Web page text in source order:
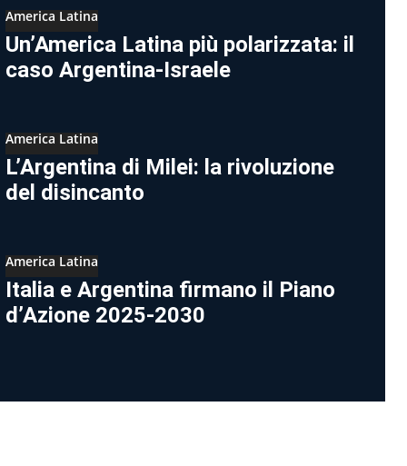
America Latina
Un’America Latina più polarizzata: il
caso Argentina-Israele
America Latina
L’Argentina di Milei: la rivoluzione
del disincanto
America Latina
Italia e Argentina firmano il Piano
d’Azione 2025-2030